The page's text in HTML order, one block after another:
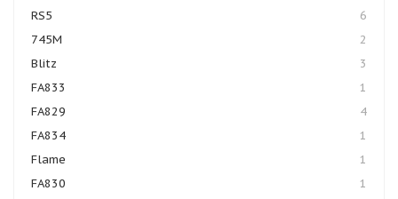
RS5
6
745M
2
Blitz
3
FA833
1
FA829
4
FA834
1
Flame
1
FA830
1